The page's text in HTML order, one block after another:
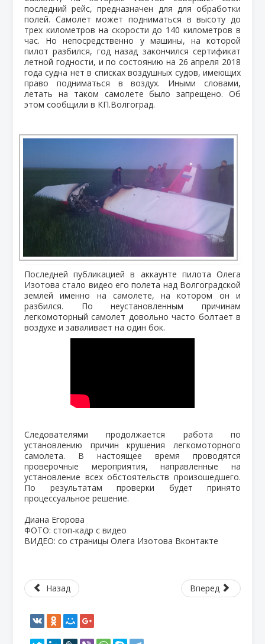
последний рейс, предназначен для для обработки
полей. Самолет может подниматься в высоту до
трех километров на скорости до 140 километров в
час. Но непосредственно у машины, на которой
пилот разбился, год назад закончился сертификат
летной годности, и по состоянию на 26 апреля 2018
года судна нет в списках воздушных судов, имеющих
право подниматься в воздух. Иными словами,
летать на таком самолете было запрещено. Об
этом сообщили в КП.Волгоград.
Последней публикацией в аккаунте пилота Олега
Изотова стало видео его полета над Волгоградской
землей именно на самолете, на котором он и
разбился. По неустановленным причинам
легкомоторный самолет довольно часто болтает в
воздухе и заваливает на один бок.
Следователями продолжается работа по
установлению причин крушения легкомоторного
самолета. В настоящее время проводятся
проверочные мероприятия, направленные на
установление всех обстоятельств произошедшего.
По результатам проверки будет принято
процессуальное решение.
Диана Егорова
ФОТО: стоп-кадр с видео
ВИДЕО: со страницы Олега Изотова Вконтакте
Назад Вперед